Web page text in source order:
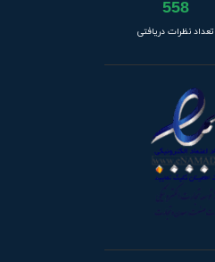
558
تعداد نظرات دریافتی